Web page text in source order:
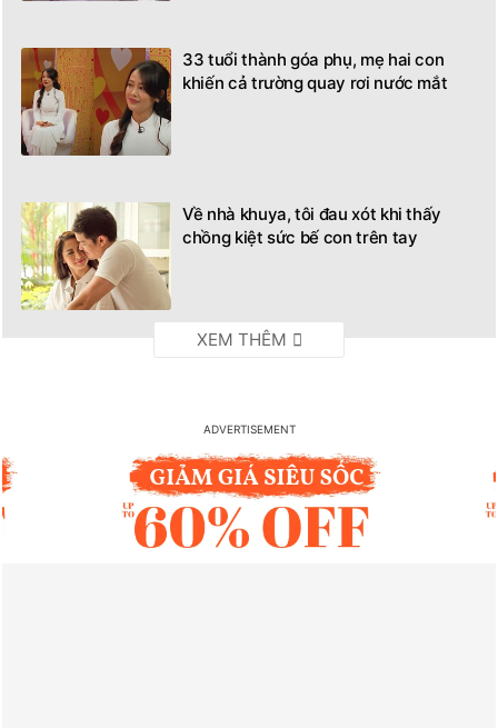
33 tuổi thành góa phụ, mẹ hai con
khiến cả trường quay rơi nước mắt
Về nhà khuya, tôi đau xót khi thấy
chồng kiệt sức bế con trên tay